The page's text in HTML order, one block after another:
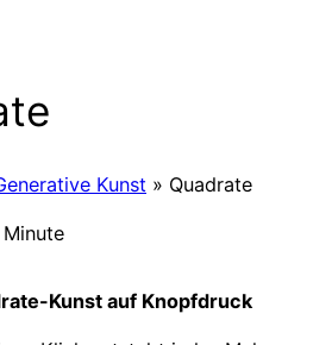
Kunst » Quadrate
Minute
Kunst auf Knopfdruck